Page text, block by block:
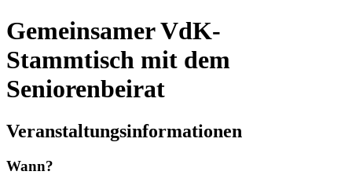
Gemeinsamer VdK-
Stammtisch mit dem
Seniorenbeirat
Veranstaltungsinformationen
Wann?